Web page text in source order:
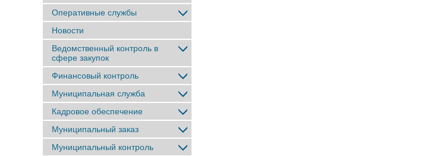
Оперативные службы
Новости
Ведомственный контроль в
сфере закупок
Финансовый контроль
Муниципальная служба
Кадровое обеспечение
Муниципальный заказ
Муниципальный контроль